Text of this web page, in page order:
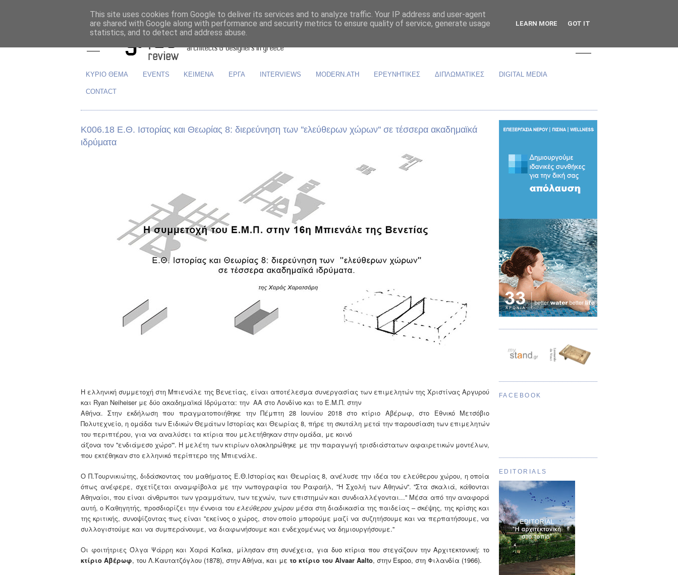
ΚΥΡΙΟ ΘΕΜΑ EVENTS ΚΕΙΜΕΝΑ ΕΡΓΑ INTERVIEWS MODERN.ATH ΕΡΕΥΝΗΤΙΚΕΣ ΔΙΠΛΩΜΑΤΙΚΕΣ DIGITAL MEDIA
CONTACT
K006.18 Ε.Θ. Ιστορίας και Θεωρίας 8: διερεύνηση των ''ελεύθερων χώρων'' σε τέσσερα ακαδημαϊκά
ιδρύματα
Η ελληνική συμμετοχή στη Μπιενάλε της Βενετίας, είναι αποτέλεσμα συνεργασίας των επιμελητών της Χριστίνας Αργυρού
και Ryan Neiheiser με δύο ακαδημαϊκά Ιδρύματα: την ΑΑ στο Λονδίνο και το Ε.Μ.Π. στην
Αθήνα. Στην εκδήλωση που πραγματοποιήθηκε την Πέμπτη 28 Ιουνίου 2018 στο κτίριο Αβέρωφ, στο Εθνικό Μετσόβιο
Πολυτεχνείο, η ομάδα των Ειδικών Θεμάτων Ιστορίας και Θεωρίας 8, πήρε τη σκυτάλη μετά την παρουσίαση των επιμελητών
του περιπτέρου, για να αναλύσει τα κτίρια που μελετήθηκαν στην ομάδα, με κοινό
άξονα τον ''ενδιάμεσο χώρο'''. Η μελέτη των κτιρίων ολοκληρώθηκε με την παραγωγή τρισδιάστατων αφαιρετικών μοντέλων,
που εκτέθηκαν στο ελληνικό περίπτερο της Μπιενάλε.
Ο Π.Τουρνικιώτης, διδάσκοντας του μαθήματος Ε.Θ.Ιστορίας και Θεωρίας 8, ανέλυσε την ιδέα του ελεύθερου χώρου, η οποία
όπως ανέφερε, σχετίζεται αναμφίβολα με την νωπογραφία του Ραφαήλ, ''Η Σχολή των Αθηνών''. ''Στα σκαλιά, κάθονται
Αθηναίοι, που είναι άνθρωποι των γραμμάτων, των τεχνών, των επιστημών και συνδιαλλέγονται...'' Μέσα από την αναφορά
αυτή, ο Καθηγητής, προσδιορίζει την έννοια του ελεύθερου χώρου μέσα στη διαδικασία της παιδείας – σκέψης, της κρίσης και
της κριτικής, συνοψίζοντας πως είναι ''εκείνος ο χώρος, στον οποίο μπορούμε μαζί να συζητήσουμε και να περπατήσουμε, να
συλλογιστούμε και να συμπεράνουμε, να διαφωνήσουμε και ενδεχομένως να δημιουργήσουμε.''
Οι φοιτήτριες Όλγα Ψάρρη και Χαρά Καΐκα, μίλησαν στη συνέχεια, για δυο κτίρια που στεγάζουν την Αρχιτεκτονική: το
κτίριο Αβέρωφ, του Λ.Καυτατζόγλου (1878), στην Αθήνα, και με το κτίριο του Αlvaar Aalto, στην Espoο, στη Φιλανδία (1966).
FACEBOOK
EDITORIALS
This site uses cookies from Google to deliver its services and to analyze traffic. Your IP address and user-agent
are shared with Google along with performance and security metrics to ensure quality of service, generate usage
statistics, and to detect and address abuse.
LEARN MORE GOT IT